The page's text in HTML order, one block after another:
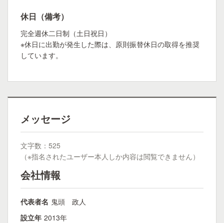
休日（備考）
完全週休二日制（土日祝日）
※休日に出勤が発生した際は、原則振替休日の取得を推奨
しています。
メッセージ
文字数：525
（※指名されたユーザー本人しか内容は閲覧できません）
会社情報
代表者名 鬼頭 政人
設立年 2013年